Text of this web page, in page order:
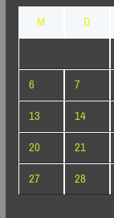
M
D
6
7
13
14
20
21
27
28